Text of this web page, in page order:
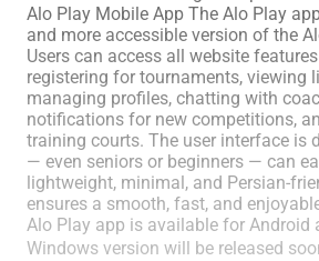
Alo Play Mobile App The Alo Play
and more accessible version of the
Users can access all website
registering for tournaments, viewing
managing profiles, chatting with
notifications for new competitions,
training courts. The user interface is
— even seniors or beginners — can
lightweight, minimal, and Persian-
ensures a smooth, fast, and
Alo Play app is available for Android
Windows version will be released